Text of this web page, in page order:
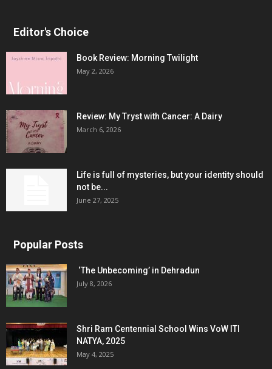
Editor's Choice
Book Review: Morning Twilight
May 2, 2026
Review: My Tryst with Cancer: A Dairy
March 6, 2026
Life is full of mysteries, but your identity should
not be...
June 27, 2025
Popular Posts
‘The Unbecoming’ in Dehradun
July 8, 2026
Shri Ram Centennial School Wins VoW ITI
NATYA, 2025
May 4, 2025